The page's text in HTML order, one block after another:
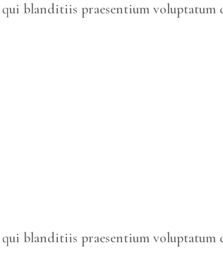
blanditiis praesentium
blanditiis praesentium